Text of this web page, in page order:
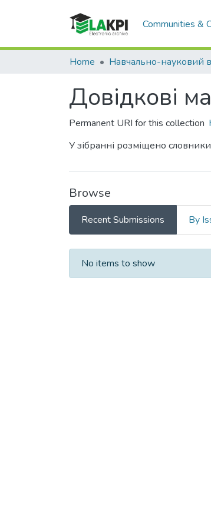
Communities &
Home
Довідкові
Permanent URI for this collection
У зібранні розміщено
Browse
Recent Submissions By
Recent Submissions
No items to show